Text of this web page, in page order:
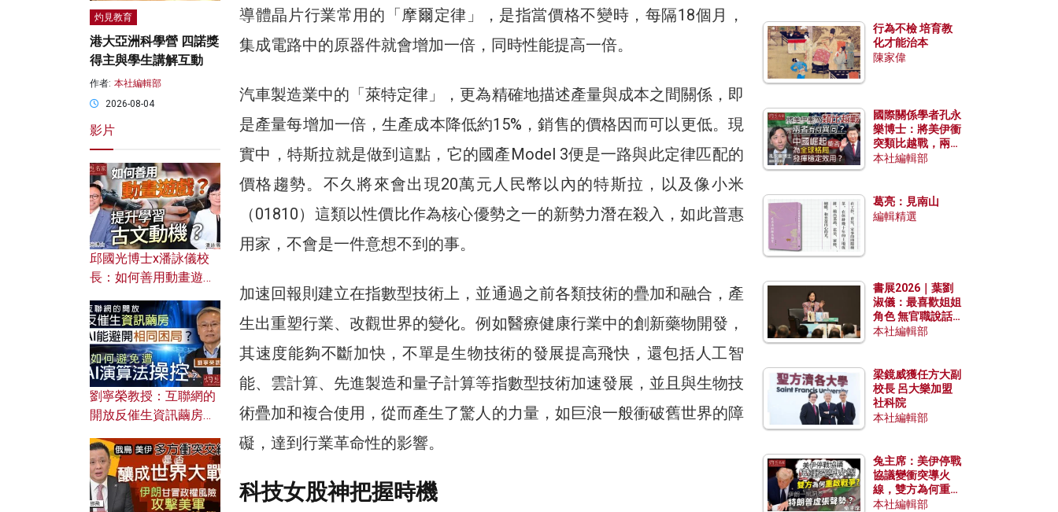
導體晶片行業常用的「摩爾定律」，是指當價格不變時，每隔18個月，
集成電路中的原器件就會增加一倍，同時性能提高一倍。
汽車製造業中的「萊特定律」，更為精確地描述產量與成本之間關係，即
是產量每增加一倍，生產成本降低約15%，銷售的價格因而可以更低。現
實中，特斯拉就是做到這點，它的國產Model 3便是一路與此定律匹配的
價格趨勢。不久將來會出現20萬元人民幣以內的特斯拉，以及像小米
（01810）這類以性價比作為核心優勢之一的新勢力潛在殺入，如此普惠
用家，不會是一件意想不到的事。
加速回報則建立在指數型技術上，並通過之前各類技術的疊加和融合，產
生出重塑行業、改觀世界的變化。例如醫療健康行業中的創新藥物開發，
其速度能夠不斷加快，不單是生物技術的發展提高飛快，還包括人工智
能、雲計算、先進製造和量子計算等指數型技術加速發展，並且與生物技
術疊加和複合使用，從而產生了驚人的力量，如巨浪一般衝破舊世界的障
礙，達到行業革命性的影響。
科技女股神把握時機
灼見教育
港大亞洲科學營 四諾獎
得主與學生講解互動
作者: 本社編輯部
2026-08-04
影片
邱國光博士x潘詠儀校
長：如何善用動畫遊戲
劉寧榮教授：互聯網的
開放反催生資訊繭房，
何避免遭AI演算法操
控？
行為不檢 培育教
化才能治本
陳家偉
國際關係學者孔永
樂博士：將美伊衝
突類比越戰，兩者
有何異同？中國崛
本社編輯部
葛亮：見南山
編輯精選
書展2026｜葉劉
淑儀：最喜歡姐姐
角色 無官職說話
包袱少
本社編輯部
梁鏡威獲任方大副
校長 呂大樂加盟
社科院
本社編輯部
兔主席：美伊停戰
協議變衝突導火
線，雙方為何重啟
戰爭？伊朗一早洞
本社編輯部